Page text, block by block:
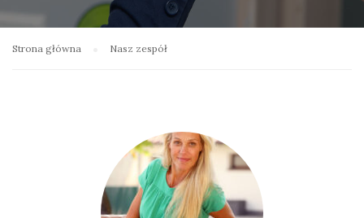
Strona główna Nasz zespół